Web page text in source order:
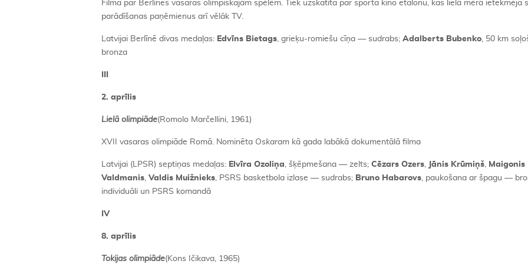
Filma par Berlīnes vasaras olimpiskajām spēlēm. Tiek uzskatīta par sporta kino etalonu, kas lielā mērā ietekmēja
parādīšanas paņēmienus arī vēlāk TV.
Latvijai Berlīnē divas medaļas: Edvīns Bietags, grieķu-romiešu cīņa — sudrabs; Adalberts Bubenko, 50 km
bronza
2. aprīlis
Lielā olimpiāde(Romolo Marčellini, 1961)
XVII vasaras olimpiāde Romā. Nominēta Oskaram kā gada labākā dokumentālā filma
Latvijai (LPSR) septiņas medaļas: Elvīra Ozoliņa, šķēpmešana — zelts; Cēzars Ozers, Jānis Krūmiņš, Maigonis
Valdmanis, Valdis Muižnieks, PSRS basketbola izlase — sudrabs; Bruno Habarovs, paukošana ar špagu —
individuāli un PSRS komandā
IV
8. aprīlis
Tokijas olimpiāde(Kons Ičikava, 1965)